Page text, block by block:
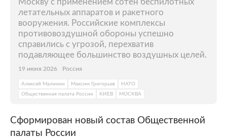
Москву с применением сотен беспилотных
летательных аппаратов и ракетного
вооружения. Российские комплексы
противовоздушной обороны успешно
справились с угрозой, перехватив
подавляющее большинство воздушных целей.
19 июня 2026 Россия
Алексей Малинин Максим Григорьев
НАТО
Общественная палата России
КИЕВ МОСКВА
Сформирован новый состав Общественной
палаты России